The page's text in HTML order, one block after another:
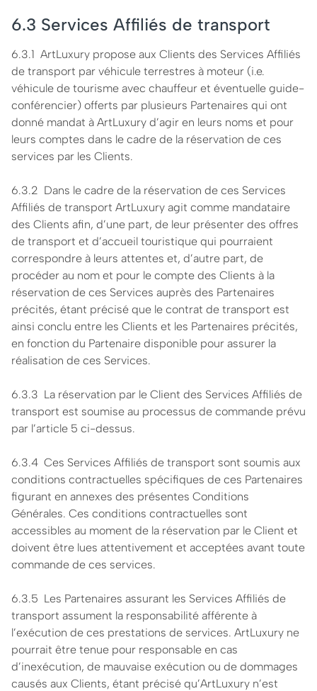
6.3 Services Affiliés de transport
6.3.1 ArtLuxury propose aux Clients des Services Affiliés
de transport par véhicule terrestres à moteur (i.e.
véhicule de tourisme avec chauffeur et éventuelle guide-
conférencier) offerts par plusieurs Partenaires qui ont
donné mandat à ArtLuxury d’agir en leurs noms et pour
leurs comptes dans le cadre de la réservation de ces
services par les Clients.
6.3.2 Dans le cadre de la réservation de ces Services
Affiliés de transport ArtLuxury agit comme mandataire
des Clients afin, d’une part, de leur présenter des offres
de transport et d’accueil touristique qui pourraient
correspondre à leurs attentes et, d’autre part, de
procéder au nom et pour le compte des Clients à la
réservation de ces Services auprès des Partenaires
précités, étant précisé que le contrat de transport est
ainsi conclu entre les Clients et les Partenaires précités,
en fonction du Partenaire disponible pour assurer la
réalisation de ces Services.
6.3.3 La réservation par le Client des Services Affiliés de
transport est soumise au processus de commande prévu
par l’article 5 ci-dessus.
6.3.4 Ces Services Affiliés de transport sont soumis aux
conditions contractuelles spécifiques de ces Partenaires
figurant en annexes des présentes Conditions
Générales. Ces conditions contractuelles sont
accessibles au moment de la réservation par le Client et
doivent être lues attentivement et acceptées avant toute
commande de ces services.
6.3.5 Les Partenaires assurant les Services Affiliés de
transport assument la responsabilité afférente à
l’exécution de ces prestations de services. ArtLuxury ne
pourrait être tenue pour responsable en cas
d’inexécution, de mauvaise exécution ou de dommages
causés aux Clients, étant précisé qu’ArtLuxury n’est